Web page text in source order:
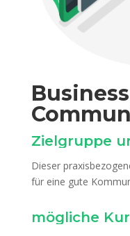
Business
Zielgruppe
Dieser
für eine gute
mögliche